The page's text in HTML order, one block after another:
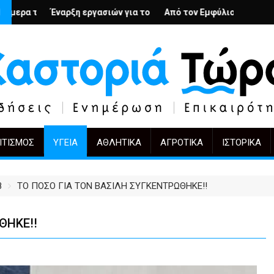
– Ο Άρμιν Βέγκνερ απέναντι στη λήθη
για το Κέντρο Ημέρας Ολικής Φροντίδας στην Καστοριά
Από τον Εμφύλιο στην Πόλωση: το ίδιο έργο,
KIFF 51: Η εικόνα
ΥΓΕΊΑ ΑΘΛΗΤΙΚΆ ΑΓΡΟΤΙΚΆ ΙΣΤΟΡΙΚΆ
ΤΟ ΠΟΣΟ ΓΙΑ ΤΟΝ ΒΑΣΙΛΗ ΣΥΓΚΕΝΤΡΩΘΗΚΕ!!